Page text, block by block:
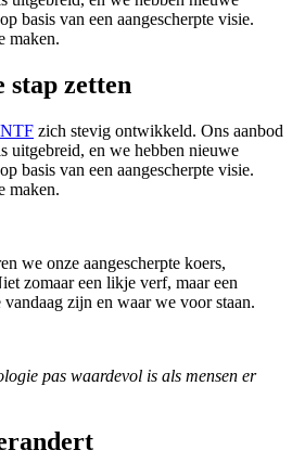
basis van een aangescherpte visie.
maken.
stap zetten
NTF zich stevig ontwikkeld. Ons aanbod
uitgebreid, en we hebben nieuwe
basis van een aangescherpte visie.
maken.
we onze aangescherpte koers,
zomaar een likje verf, maar een
zijn en waar we voor staan.
pas waardevol is als mensen er